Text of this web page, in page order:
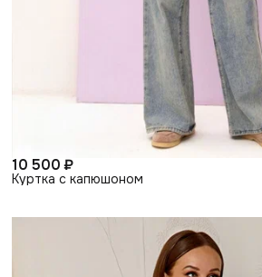
10 500 ₽
Куртка с капюшоном